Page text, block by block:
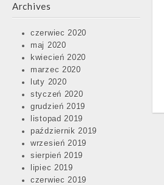
Archives
czerwiec 2020
maj 2020
kwiecień 2020
marzec 2020
luty 2020
styczeń 2020
grudzień 2019
listopad 2019
październik 2019
wrzesień 2019
sierpień 2019
lipiec 2019
czerwiec 2019